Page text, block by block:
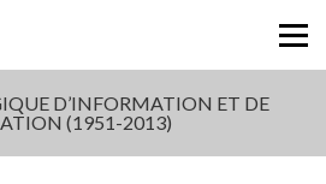
D’INFORMATION ET DE
(1951-2013)